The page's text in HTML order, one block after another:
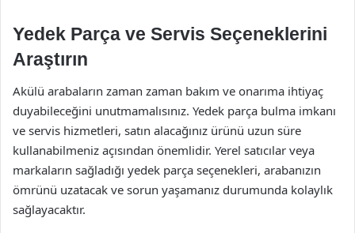
Yedek Parça ve Servis Seçeneklerini
Araştırın
Akülü arabaların zaman zaman bakım ve onarıma ihtiyaç
duyabileceğini unutmamalısınız. Yedek parça bulma imkanı
ve servis hizmetleri, satın alacağınız ürünü uzun süre
kullanabilmeniz açısından önemlidir. Yerel satıcılar veya
markaların sağladığı yedek parça seçenekleri, arabanızın
ömrünü uzatacak ve sorun yaşamanız durumunda kolaylık
sağlayacaktır.